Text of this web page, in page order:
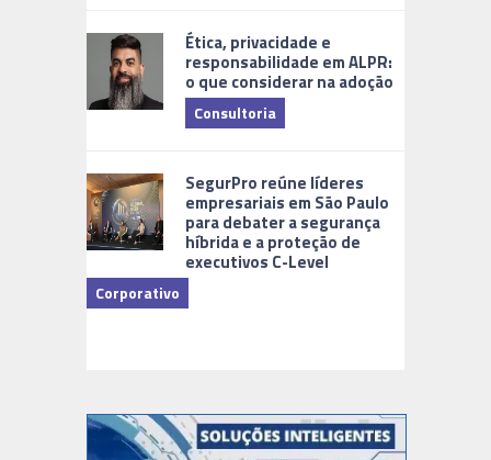
Ética, privacidade e
responsabilidade em ALPR:
o que considerar na adoção
Consultoria
SegurPro reúne líderes
empresariais em São Paulo
para debater a segurança
híbrida e a proteção de
executivos C-Level
Corporativo